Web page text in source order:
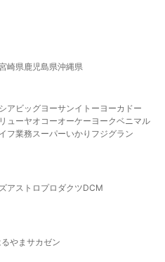
崎県鹿児島県沖縄県
ア ビッグヨーサンイトーヨーカドー
ューヤオコーオーケー ヨークベニマル
フ業務スーパーいかり フジグラン
アストロプロダクツDCM
やま サカゼン